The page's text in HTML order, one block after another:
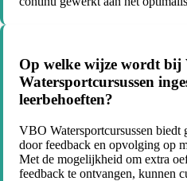
Op welke wijze wordt bij
Watersportcursussen
leerbehoeften?
VBO Watersportcursussen biedt
door feedback en opvolging op
Met de mogelijkheid om extra
feedback te ontvangen, kunnen